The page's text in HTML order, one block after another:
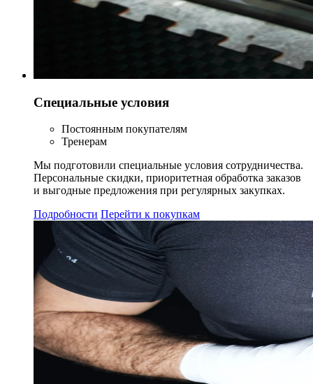
Специальные условия
Постоянным покупателям
Тренерам
Мы подготовили специальные условия сотрудничества.
Персональные скидки, приоритетная обработка заказов
и выгодные предложения при регулярных закупках.
Подробности Перейти к покупкам